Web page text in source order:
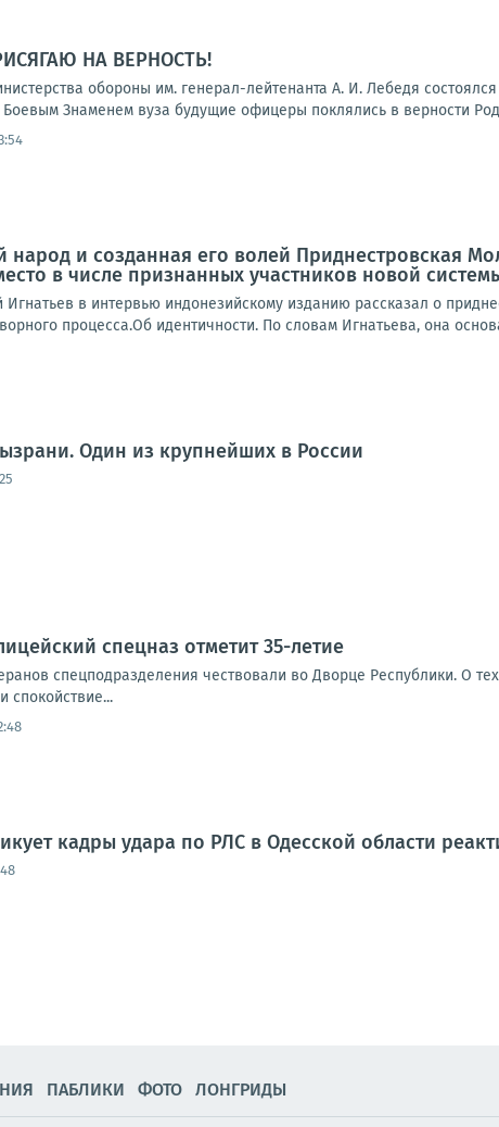
НА ВЕРНОСТЬ!
обороны им. генерал-лейтенанта А. И. Лебедя
Знаменем вуза будущие офицеры поклялись в верности
народ и созданная его волей Приднестровская
в числе признанных участников новой
в интервью индонезийскому изданию рассказал о
процесса.Об идентичности. По словам Игнатьева, она
Один из крупнейших в России
спецназ отметит 35-летие
спецподразделения чествовали во Дворце Республики. О
спокойствие...
кадры удара по РЛС в Одесской области
ПАБЛИКИ ФОТО ЛОНГРИДЫ